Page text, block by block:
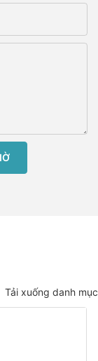
Tải xuống danh mục